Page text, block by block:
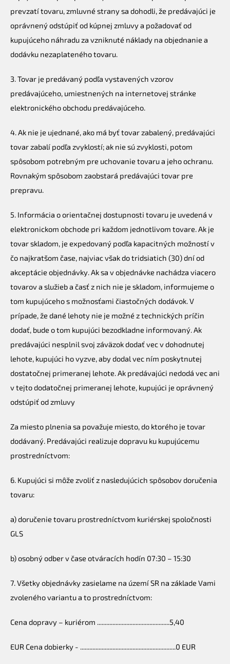
prevzatí tovaru, zmluvné strany sa dohodli, že predávajúci je
oprávnený odstúpiť od kúpnej zmluvy a požadovať od
kupujúceho náhradu za vzniknuté náklady na objednanie a
dodávku nezaplateného tovaru.
3. Tovar je predávaný podľa vystavených vzorov
predávajúceho, umiestnených na internetovej stránke
elektronického obchodu predávajúceho.
4. Ak nie je ujednané, ako má byť tovar zabalený, predávajúci
tovar zabalí podľa zvyklostí; ak nie sú zvyklosti, potom
spôsobom potrebným pre uchovanie tovaru a jeho ochranu.
Rovnakým spôsobom zaobstará predávajúci tovar pre
prepravu.
5. Informácia o orientačnej dostupnosti tovaru je uvedená v
elektronickom obchode pri každom jednotlivom tovare. Ak je
tovar skladom, je expedovaný podľa kapacitných možností v
čo najkratšom čase, najviac však do tridsiatich (30) dní od
akceptácie objednávky. Ak sa v objednávke nachádza viacero
tovarov a služieb a časť z nich nie je skladom, informujeme o
tom kupujúceho s možnosťami čiastočných dodávok. V
prípade, že dané lehoty nie je možné z technických príčin
dodať, bude o tom kupujúci bezodkladne informovaný. Ak
predávajúci nesplnil svoj záväzok dodať vec v dohodnutej
lehote, kupujúci ho vyzve, aby dodal vec ním poskytnutej
dostatočnej primeranej lehote. Ak predávajúci nedodá vec ani
v tejto dodatočnej primeranej lehote, kupujúci je oprávnený
odstúpiť od zmluvy
Za miesto plnenia sa považuje miesto, do ktorého je tovar
dodávaný. Predávajúci realizuje dopravu ku kupujúcemu
prostredníctvom:
6. Kupujúci si môže zvoliť z nasledujúcich spôsobov doručenia
tovaru:
a) doručenie tovaru prostredníctvom kuriérskej spoločnosti
GLS
b) osobný odber v čase otváracích hodín 07:30 – 15:30
7. Všetky objednávky zasielame na území SR na základe Vami
zvoleného variantu a to prostredníctvom:
Cena dopravy – kuriérom ...............................................5,40
EUR Cena dobierky - ..............................................................0 EUR